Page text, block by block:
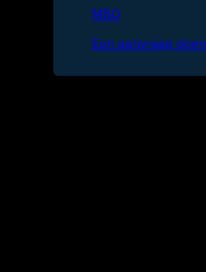
MBO
Een aanvraag doen